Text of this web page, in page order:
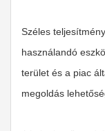
Széles
használandó
terület és a piac
megoldás